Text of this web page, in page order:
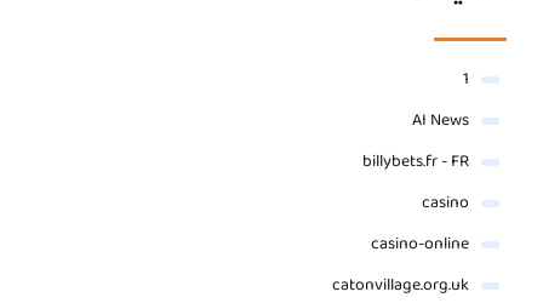
1
AI News
billybets.fr - FR
casino
casino-online
catonvillage.org.uk